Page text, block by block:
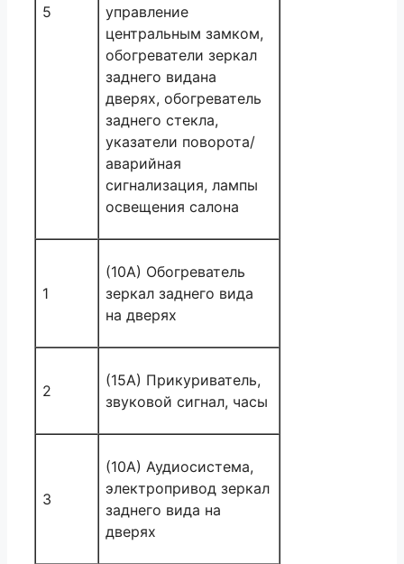
5
управление
центральным замком,
обогреватели зеркал
заднего видана
дверях, обогреватель
заднего стекла,
указатели поворота/
аварийная
сигнализация, лампы
освещения салона
1
(10A) Обогреватель
зеркал заднего вида
на дверях
2
(15A) Прикуриватель,
звуковой сигнал, часы
3
(10A) Аудиосистема,
электропривод зеркал
заднего вида на
дверях